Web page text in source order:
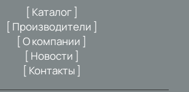
[ Каталог ]
[ Производители ]
[ О компании ]
[ Новости ]
[ Контакты ]